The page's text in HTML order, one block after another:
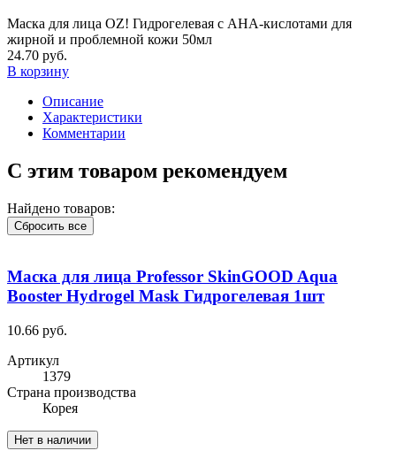
Маска для лица OZ! Гидрогелевая с АНА-кислотами для
жирной и проблемной кожи 50мл
24.70 руб.
В корзину
Описание
Характеристики
Комментарии
С этим товаром рекомендуем
Найдено товаров:
Сбросить все
Маска для лица Professor SkinGOOD Aqua
Booster Hydrogel Mask Гидрогелевая 1шт
10.66 руб.
Артикул
1379
Cтрана производства
Корея
Нет в наличии